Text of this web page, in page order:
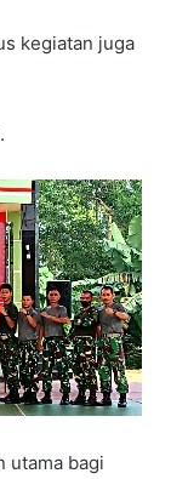
kegiatan juga
utama bagi